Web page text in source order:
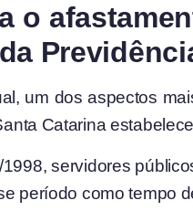
o
um dos aspectos
Catarina
servidores
período como tempo